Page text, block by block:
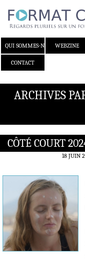
QUI SOMMES-NOUS ?WEBZINE
CONTACT
ARCHIVES
CÔTÉ COURT
18 JUIN